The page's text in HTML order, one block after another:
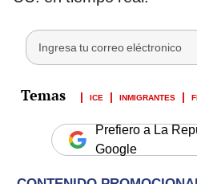
ICE INMIGRANTES
Prefiero a La
Google